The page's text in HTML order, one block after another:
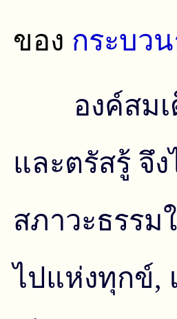
ของ กระบว
องค์สม
และตรัสรู้ จึ
สภาวะธรรม
ไปแห่งทุกข์,